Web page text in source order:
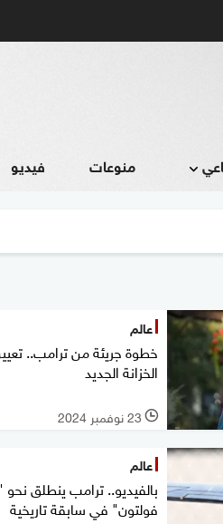
منوعات فيديو
عالم
خطوة جريئة من ترامب..
الخزانة الجديد
l 23 نوفمبر 2024
عالم
بالفيديو.. ترامب ينطلق
فولتون" في سابقة تاريخية